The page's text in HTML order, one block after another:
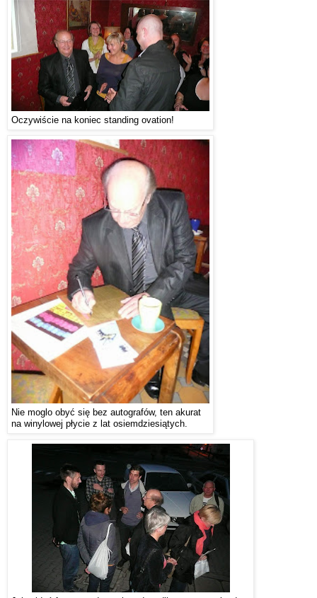
Oczywiście na koniec standing ovation!
Nie moglo obyć się bez autografów, ten akurat
na winylowej płycie z lat osiemdziesiątych.